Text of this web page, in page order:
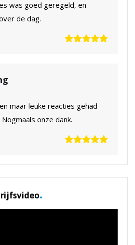
was goed geregeld, en
de dag.
maar leuke reacties gehad
Nogmaals onze dank.
.